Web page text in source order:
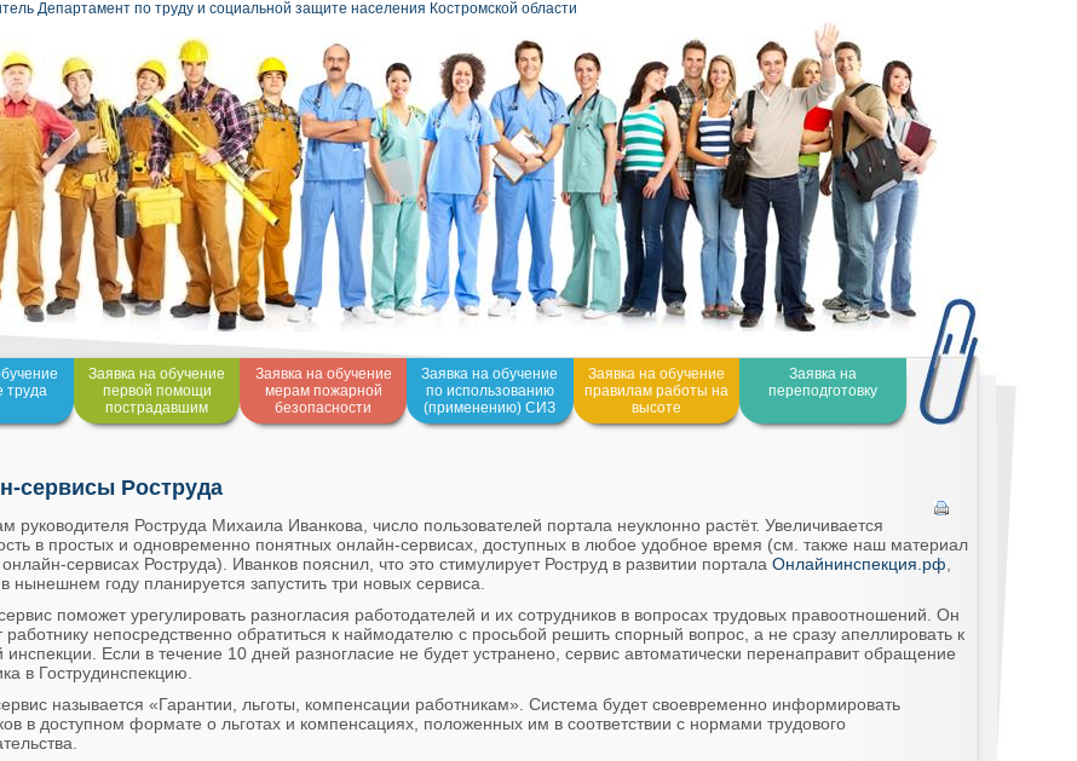
Департамент по труду и социальной защите населения Костромской области
труда
Заявка на обучение
первой помощи
пострадавшим
Заявка на обучение
мерам пожарной
безопасности
Заявка на обучение
по использованию
(применению) СИЗ
Заявка на обучение
правилам работы на
высоте
Заявка на
переподготовку
сервисы Роструда
руководителя Роструда Михаила Иванкова, число пользователей портала неуклонно растёт. Увеличивается
в простых и одновременно понятных онлайн-сервисах, доступных в любое удобное время (см. также наш материал
сервисах Роструда). Иванков пояснил, что это стимулирует Роструд в развитии портала Онлайнинспекция.рф
нынешнем году планируется запустить три новых сервиса.
поможет урегулировать разногласия работодателей и их сотрудников в вопросах трудовых правоотношений. Он
работнику непосредственно обратиться к наймодателю с просьбой решить спорный вопрос, а не сразу апеллировать к
инспекции. Если в течение 10 дней разногласие не будет устранено, сервис автоматически перенаправит обращение
в Гострудинспекцию.
называется «Гарантии, льготы, компенсации работникам». Система будет своевременно информировать
в доступном формате о льготах и компенсациях, положенных им в соответствии с нормами трудового